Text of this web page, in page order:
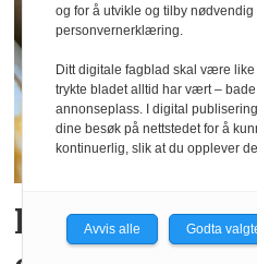
og for å utvikle og tilby
personvernerklæring.
Ditt digitale fagblad skal være
trykte bladet alltid har vært –
annonseplass. I digital
dine besøk på nettstedet for å
kontinuerlig, slik at du opplever
Avvis alle Godta